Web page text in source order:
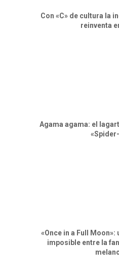
Con «C» de cultura la
reinventa
Agama agama: el
«Once in a Full
imposible entre la